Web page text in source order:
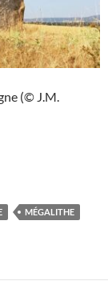
(© J.M.
MÉGALITHE